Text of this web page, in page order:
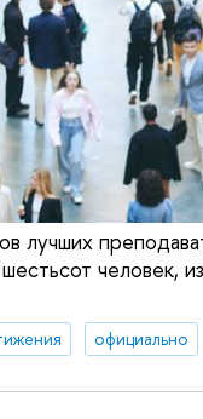
лучших
человек,
официально